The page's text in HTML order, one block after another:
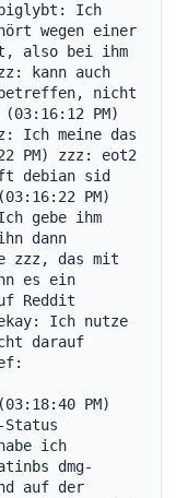
Ich
wegen einer
also bei ihm
kann auch
betreffen, nicht
PM)
Ich meine das
PM) zzz: eot2
debian sid
PM)
gebe ihm
dann
zzz, das mit
es ein
Reddit
Ich nutze
darauf
PM)
Status
ich
dmg-
auf der